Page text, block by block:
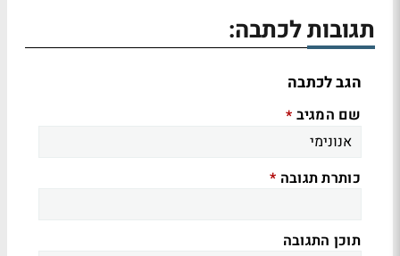
תגובות לכתבה:
הגב לכתבה
שם המגיב *
כותרת תגובה *
תוכן התגובה